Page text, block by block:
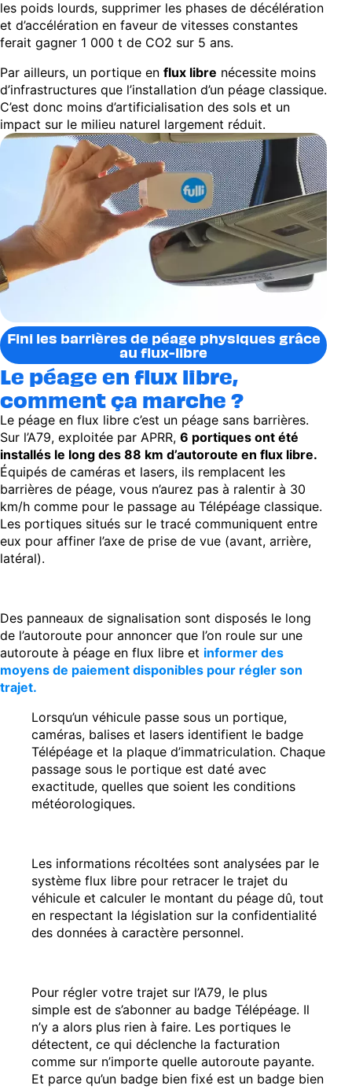
les poids lourds, supprimer les phases de décélération
et d’accélération en faveur de vitesses constantes
ferait gagner 1 000 t de CO2 sur 5 ans.
Par ailleurs, un portique en flux libre nécessite moins
d’infrastructures que l’installation d’un péage classique.
C’est donc moins d’artificialisation des sols et un
impact sur le milieu naturel largement réduit.
Fini les barrières de péage physiques grâce
au flux-libre
Le péage en flux libre,
comment ça marche ?
Le péage en flux libre c’est un péage sans barrières.
Sur l’A79, exploitée par APRR, 6 portiques ont été
installés le long des 88 km d’autoroute en flux libre.
Équipés de caméras et lasers, ils remplacent les
barrières de péage, vous n’aurez pas à ralentir à 30
km/h comme pour le passage au Télépéage classique.
Les portiques situés sur le tracé communiquent entre
eux pour affiner l’axe de prise de vue (avant, arrière,
latéral).
Des panneaux de signalisation sont disposés le long
de l’autoroute pour annoncer que l’on roule sur une
autoroute à péage en flux libre et informer des
moyens de paiement disponibles pour régler son
trajet.
Lorsqu’un véhicule passe sous un portique,
caméras, balises et lasers identifient le badge
Télépéage et la plaque d’immatriculation. Chaque
passage sous le portique est daté avec
exactitude, quelles que soient les conditions
météorologiques.
Les informations récoltées sont analysées par le
système flux libre pour retracer le trajet du
véhicule et calculer le montant du péage dû, tout
en respectant la législation sur la confidentialité
des données à caractère personnel.
Pour régler votre trajet sur l’A79, le plus
simple est de s’abonner au badge Télépéage. Il
n’y a alors plus rien à faire. Les portiques le
détectent, ce qui déclenche la facturation
comme sur n’importe quelle autoroute payante.
Et parce qu’un badge bien fixé est un badge bien